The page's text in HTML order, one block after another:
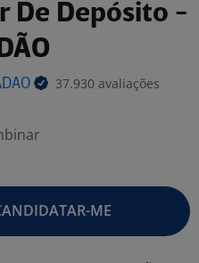
De Depósito -
37.930 avaliações
ME